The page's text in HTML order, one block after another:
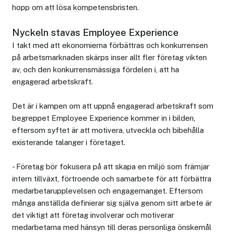
hopp om att lösa kompetensbristen.
Nyckeln stavas Employee Experience
I takt med att ekonomierna förbättras och konkurrensen
på arbetsmarknaden skärps inser allt fler företag vikten
av, och den konkurrensmässiga fördelen i, att ha
engagerad arbetskraft.
Det är i kampen om att uppnå engagerad arbetskraft som
begreppet Employee Experience kommer in i bilden,
eftersom syftet är att motivera, utveckla och bibehålla
existerande talanger i företaget.
- Företag bör fokusera på att skapa en miljö som främjar
intern tillväxt, förtroende och samarbete för att förbättra
medarbetarupplevelsen och engagemanget. Eftersom
många anställda definierar sig själva genom sitt arbete är
det viktigt att företag involverar och motiverar
medarbetarna med hänsyn till deras personliga önskemål